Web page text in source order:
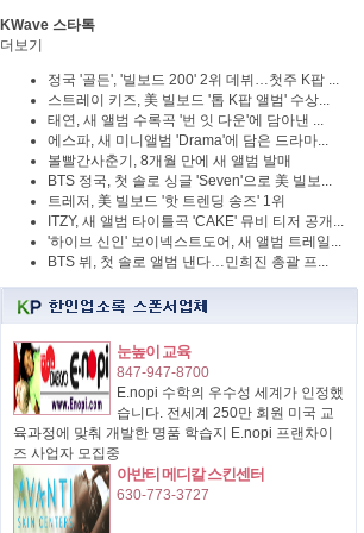
KWave 스타톡
더보기
정국 '골든', '빌보드 200' 2위 데뷔…첫주 K팝 ...
스트레이 키즈, 美 빌보드 '톱 K팝 앨범' 수상...
태연, 새 앨범 수록곡 '번 잇 다운'에 담아낸 ...
에스파, 새 미니앨범 'Drama'에 담은 드라마...
볼빨간사춘기, 8개월 만에 새 앨범 발매
BTS 정국, 첫 솔로 싱글 'Seven'으로 美 빌보...
트레저, 美 빌보드 '핫 트렌딩 송즈' 1위
ITZY, 새 앨범 타이틀곡 'CAKE' 뮤비 티저 공개...
'하이브 신인' 보이넥스트도어, 새 앨범 트레일...
BTS 뷔, 첫 솔로 앨범 낸다…민희진 총괄 프...
눈높이 교육
847-947-8700
E.nopi 수학의 우수성 세계가 인정했
습니다. 전세계 250만 회원 미국 교
육과정에 맞춰 개발한 명품 학습지 E.nopi 프랜차이
즈 사업자 모집중
아반티 메디칼 스킨센터
630-773-3727